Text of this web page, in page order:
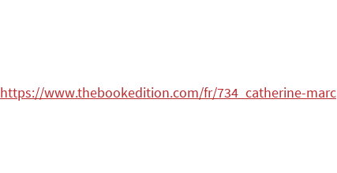
https://www.thebookedition.com/fr/734_catherine-marc